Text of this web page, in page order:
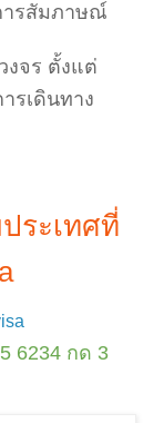
ารสัมภาษณ์
งจร ตั้งแต่
รเดินทาง
ระเทศที่
6234 กด 3